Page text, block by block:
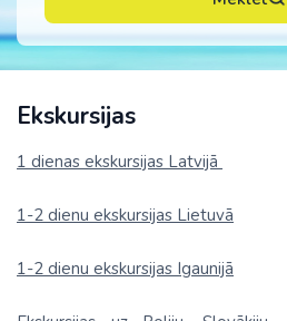
Ekskursijas
1 dienas ekskursijas Latvijā
1-2 dienu ekskursijas Lietuvā
1-2 dienu ekskursijas Igaunijā